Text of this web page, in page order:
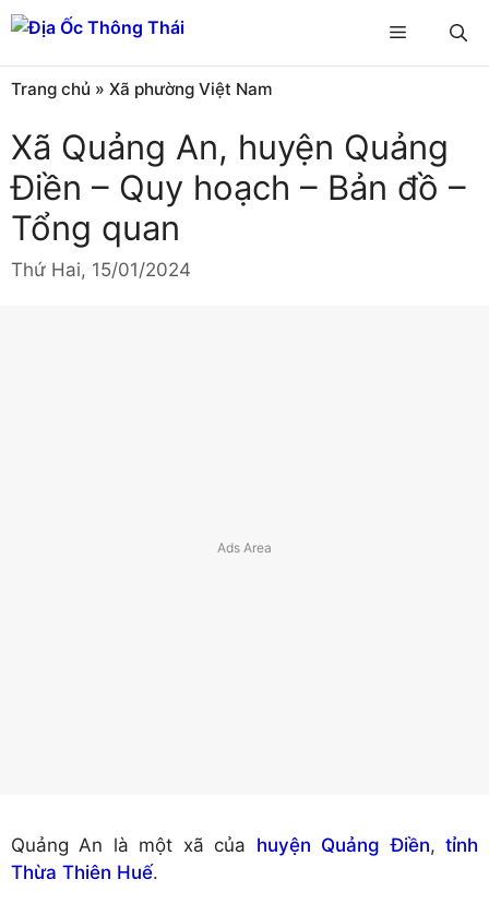
Chuyển
đến
nội
dung
Menu
Trang chủ » Xã phường Việt Nam
Xã Quảng An, huyện Quảng
Điền – Quy hoạch – Bản đồ –
Tổng quan
Thứ Hai, 15/01/2024
Quảng An là một xã của huyện Quảng Điền,tỉnh
Thừa Thiên Huế.